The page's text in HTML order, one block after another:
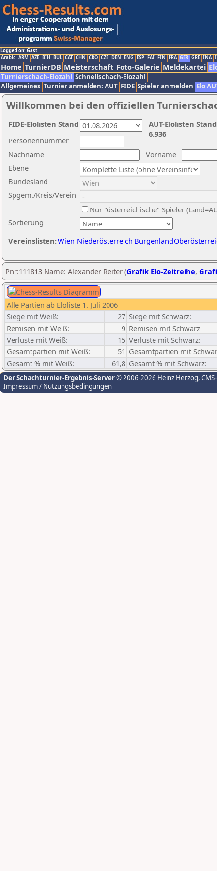
Logged on: Gast
Arabic ARM AZE BIH BUL CAT CHN CRO CZE DEN ENG ESP FAI FIN FRA GER GRE INA
Home TurnierDB Meisterschaft Foto-Galerie Meldekartei
Turnierschach-Elozahl Schnellschach-Elozahl
Allgemeines Turnier anmelden: AUT FIDE Spieler anmelden Elo
Willkommen bei den offiziellen
Nachname
Vorname
Ebene
Sortierung
Personennummer
Bundesland
Spgem./Kreis/Verein
Nur "österreichische" Spieler
Vereinslisten:Wien Niederösterreich Burgenland
AUT-Elolisten
6.936
FIDE-Elolisten Stand
Pnr:111813 Name: Alexander Reiter (Grafik Elo-Zeitreihe,
Alle Partien ab Eloliste 1. Juli 2006
Siege mit Weiß:
27 Siege mit Schwarz:
Remisen mit Weiß:
9 Remisen mit Schwarz:
Verluste mit Weiß:
15 Verluste mit Schwarz:
Gesamtpartien mit Weiß:
51 Gesamtpartien mit
Gesamt % mit Weiß:
61,8 Gesamt % mit Schwarz:
Der Schachturnier-Ergebnis-Server© 2006-2026 Heinz Herzog,
Impressum / Nutzungsbedingungen